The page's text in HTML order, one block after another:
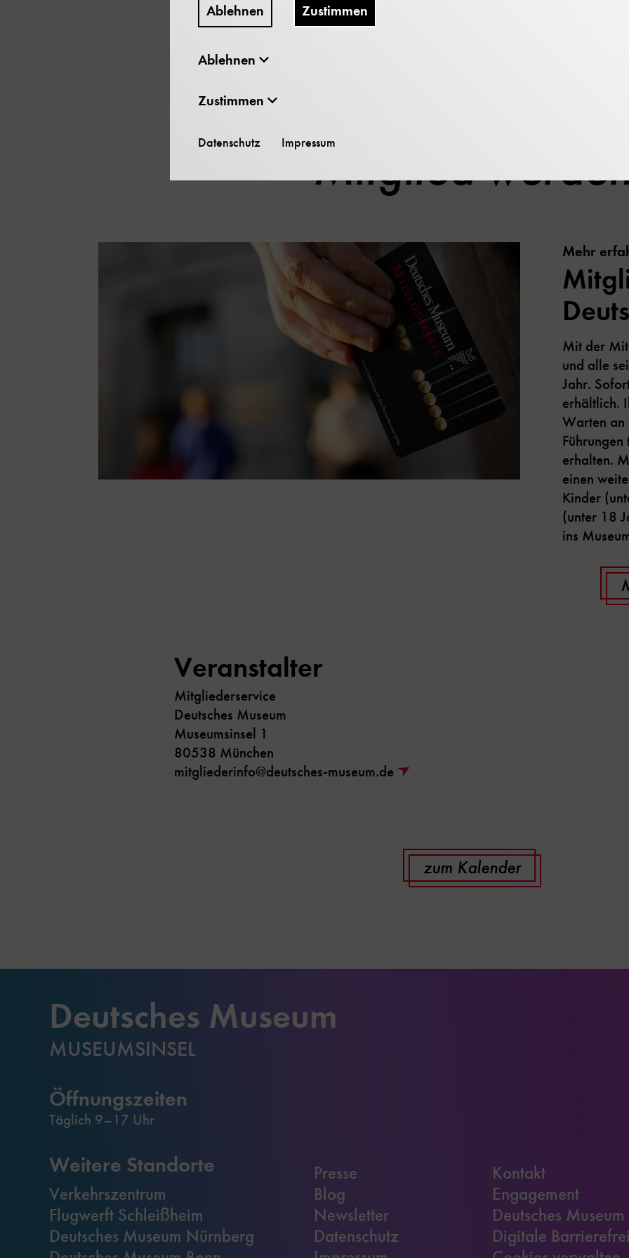
Interaktiver Workshop mit Dr. Laura Verbeek (Leitung Science Communication
Mitglied
Mehr
Mit der
und alle
Jahr.
erhältlich.
Warten an
erhalten.
einen
Kinder
(unter 18
ins
Veranstalter
Mitgliederservice
Deutsches Museum
Museumsinsel 1
80538 München
mitgliederinfo@deutsches-museum.de
zum Kalender
Deutsches Museum
MUSEUMSINSEL
Öffnungszeiten
Täglich 9–17 Uhr
Weitere Standorte
Verkehrszentrum
Flugwerft Schleißheim
Deutsches Museum Nürnberg
Presse
Blog
Newsletter
Datenschutz
Kontakt
Engagement
Deutsches
Digitale
Ablehnen Zustimmen
Ablehnen
Zustimmen
Datenschutz Impressum